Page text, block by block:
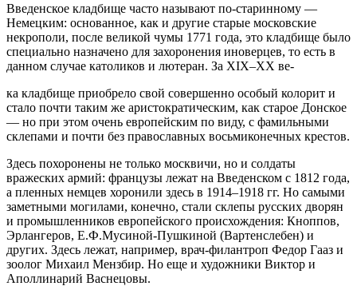
Введенское кладбище часто называют по-старинному —
Немецким: основанное, как и другие старые московские
некрополи, после великой чумы 1771 года, это кладбище было
специально назначено для захоронения иноверцев, то есть в
данном случае католиков и лютеран. За XIX–ХХ ве-
ка кладбище приобрело свой совершенно особый колорит и
стало почти таким же аристократическим, как старое Донское
— но при этом очень европейским по виду, с фамильными
склепами и почти без православных восьмиконечных крестов.
Здесь похоронены не только москвичи, но и солдаты
вражеских армий: французы лежат на Введенском с 1812 года,
а пленных немцев хоронили здесь в 1914–1918 гг. Но самыми
заметными могилами, конечно, стали склепы русских дворян
и промышленников европейского происхождения: Кноппов,
Эрлангеров, Е.Ф.Мусиной-Пушкиной (Вартенслебен) и
других. Здесь лежат, например, врач-филантроп Федор Гааз и
зоолог Михаил Мензбир. Но еще и художники Виктор и
Аполлинарий Васнецовы.